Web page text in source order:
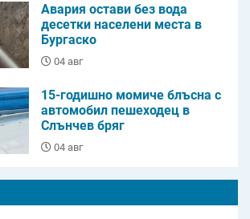
Авария остави без вода
десетки населени места в
Бургаско
04 авг
15-годишно момиче блъсна с
автомобил пешеходец в
Слънчев бряг
04 авг